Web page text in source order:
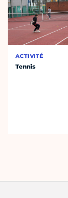
ACTIVITÉ
Tennis